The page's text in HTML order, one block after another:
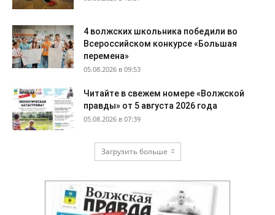
4 волжских школьника победили во
Всероссийском конкурсе «Большая
перемена»
05.08.2026 в 09:53
Читайте в свежем номере «Волжской
правды» от 5 августа 2026 года
05.08.2026 в 07:39
Загрузить больше